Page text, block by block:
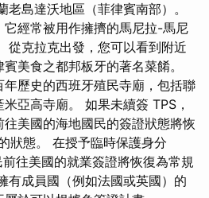
島達沃地區（菲律賓南部）。
經常被用作擁擠的馬尼拉-馬尼
從克拉克出發，您可以看到附近
美食之都邦板牙的著名菜餚。
歷史的西班牙殖民寺廟，包括聯
亞高寺廟。 如果未續簽 TPS，
美國的海地國民的簽證狀態將恢
狀態。 在授予臨時保護身分
前往美國的就業簽證將恢復為常規
有成員國（例如法國或英國）的